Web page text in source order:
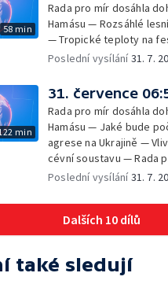
58 min
Rada pro mír dosáhla
Hamásu — Rozsáhlé
— Tropické teploty na
Poslední vysílání31. 7.
min
31. července
Rada pro mír dosáhla
Hamásu — Jaké bude
agrese na Ukrajině —
cévní soustavu — Rada
dohody o odzbrojení
začíná výplata
teploty zatěžují i volně
Poslední vysílání31. 7.
Dalších 10 dílů
také sledují